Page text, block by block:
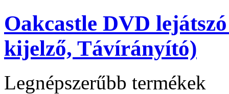
Oakcastle DVD
kijelző, Távírányító)
Legnépszerűbb termékek